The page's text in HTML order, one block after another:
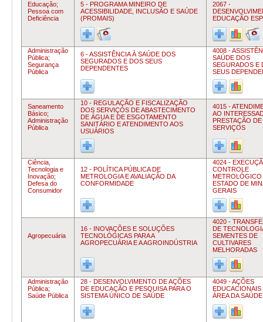
Educação;
Pessoa com
Deficiência
5 - PROGRAMA MINEIRO DE
ACESSIBILIDADE, INCLUSÃO E SAÚDE
(PROMAIS)
2067 -
EDUCAÇÃO
Administração
Pública;
Segurança
Pública
6 - ASSISTÊNCIA À SAÚDE DOS
SEGURADOS E DOS SEUS
DEPENDENTES
4008 -
SAÚDE DOS
SEGURADOS E
SEUS
Saneamento
Básico;
Administração
Pública
10 - REGULAÇÃO E FISCALIZAÇÃO
DOS SERVIÇOS DE ABASTECIMENTO
DE ÁGUA E DE ESGOTAMENTO
SANITÁRIO E ATENDIMENTO AOS
USUÁRIOS
4015 -
AO
PRESTAÇÃO DE
SERVIÇOS
Ciência,
Tecnologia e
Inovação;
Defesa do
Consumidor
12 - POLÍTICA PÚBLICA DE
METROLOGIA E AVALIAÇÃO DA
CONFORMIDADE
4024 -
CONTROLE
METROLÓGICO
ESTADO DE
GERAIS
Agropecuária
16 - INOVAÇÕES E SOLUÇÕES
TECNOLÓGICAS PARA A
AGROPECUÁRIA E A AGROINDÚSTRIA
4020 -
DE
SEMENTES DE
CULTIVARES
MELHORADAS
Administração
Pública;
Saúde Pública
28 - DESENVOLVIMENTO DE AÇÕES
DE EDUCAÇÃO E PESQUISA PARA O
SISTEMA ÚNICO DE SAÚDE
4049 - AÇÕES
EDUCACIONAIS
ÁREA DA SAÚDE